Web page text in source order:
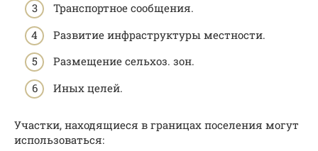
Транспортное сообщения.
Развитие инфраструктуры местности.
Размещение сельхоз. зон.
Иных целей.
Участки, находящиеся в границах поселения могут
использоваться: